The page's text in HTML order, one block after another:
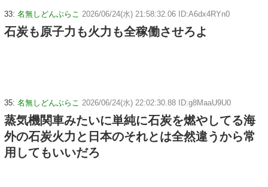
33: 名無しどんぶらこ 2026/06/24(水) 21:58:32.06 ID:A6dx4RYn0
石炭も原子力も火力も全稼働させろよ
35: 名無しどんぶらこ 2026/06/24(水) 22:02:30.88 ID:g8MaaU9U0
蒸気機関車みたいに単純に石炭を燃やしてる海
外の石炭火力と日本のそれとは全然違うから常
用してもいいだろ